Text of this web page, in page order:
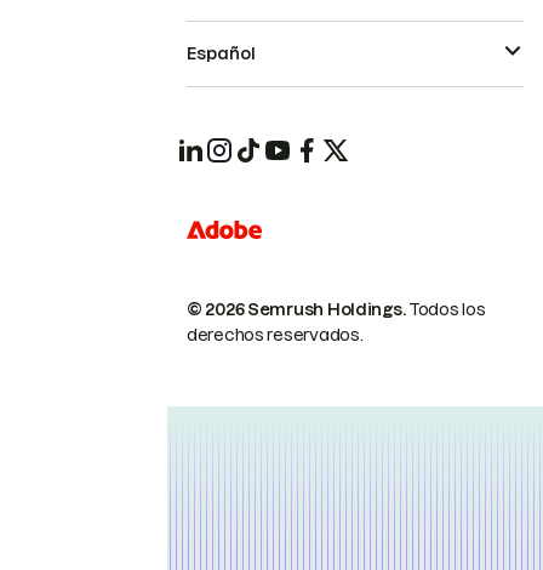
© 2026 Semrush Holdings.Todos los
derechos reservados.
Español